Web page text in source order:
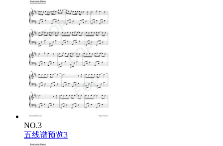
NO.3
五线谱预览3